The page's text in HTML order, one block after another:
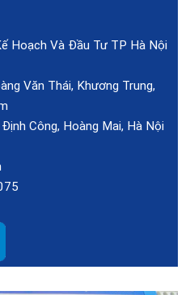
Hoạch Và Đầu Tư TP Hà Nội
Văn Thái, Khương Trung,
Công, Hoàng Mai, Hà Nội